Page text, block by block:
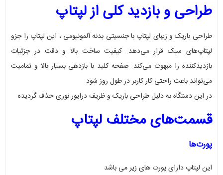
طراحی و بازدید کلی از لپتاپ
طراحی باریک و زیبای لپتاپ با جنسیتی بدنه آلمونیومی ، این لپتاپ را جزو
لپتاپ‌های سبک قرار می‌دهد. کیفیت ساخت بالا و دقت در جزئیات
بازدیدکننده را مبهوت می‌کند. صفحه کلید با بازدهی بسیار بالا و تمامیت
می‌تواند باعث راحتی کار کاربر در طول روز شود
در این دستگاه به دلیل طراحی باریک و ظریف درایور نوری حذف گردیده
قسمت‌های مختلف لپتاپ
پورت‌ها
این لپتاپ دارای پورت های زیر می باشد